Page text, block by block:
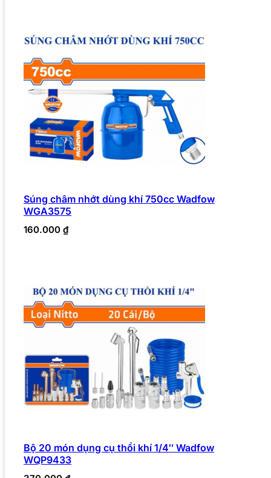
Súng châm nhớt dùng khí 750cc Wadfow
WGA3575
160.000 ₫
Bộ 20 món dụng cụ thổi khí 1/4″ Wadfow
WQP9433